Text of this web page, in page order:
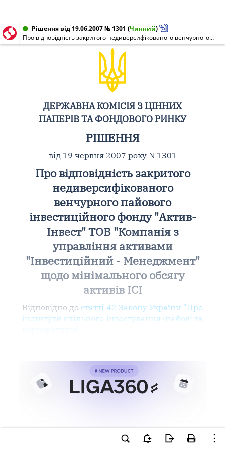
Рішення від 19.06.2007 № 1301 (Чинний)
Про відповідність закритого недиверсифікованого венчурного пайового інвестиційного фонду "Актив-Інвест" ТОВ "Компанія з управління активами "Інвестиційний - Менеджмент" щодо мінімального обсягу активів ІСІ
ДЕРЖАВНА КОМІСІЯ З ЦІННИХ
ПАПЕРІВ ТА ФОНДОВОГО РИНКУ
РІШЕННЯ
від 19 червня 2007 року N 1301
Про відповідність закритого
недиверсифікованого
венчурного пайового
інвестиційного фонду "Актив-
Інвест" ТОВ "Компанія з
управління активами
"Інвестиційний - Менеджмент"
щодо мінімального обсягу
активів ІСІ
Відповідно до статті 42 Закону України "Про
інститути спільного інвестування (пайові та
Ви намагаєтесь використати